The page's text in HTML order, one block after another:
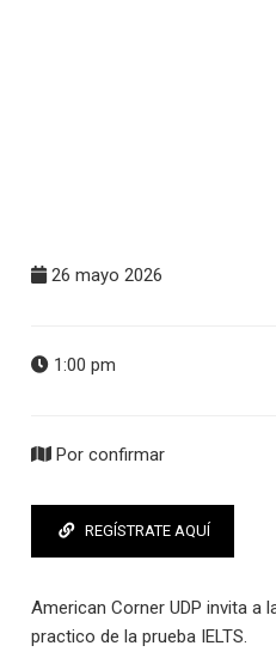
26 mayo 2026
1:00 pm
Por confirmar
REGÍSTRATE AQUÍ
American Corner UDP invita a
practico de la prueba IELTS.